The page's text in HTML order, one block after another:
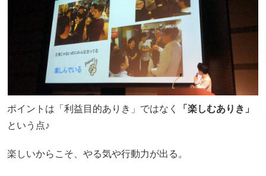
ポイントは「利益目的ありき」ではなく
「楽しむありき」
という点♪
楽しいからこそ、やる気や行動力が出る。